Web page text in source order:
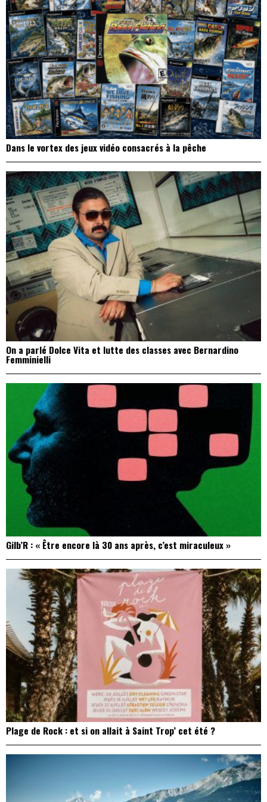
Dans le vortex des jeux vidéo consacrés à la pêche
On a parlé Dolce Vita et lutte des classes avec Bernardino
Femminielli
Gilb’R : « Être encore là 30 ans après, c’est miraculeux »
Plage de Rock : et si on allait à Saint Trop’ cet été ?